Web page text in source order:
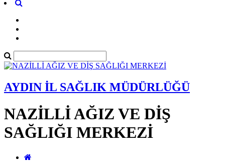
AYDIN İL SAĞLIK MÜDÜRLÜĞÜ
NAZİLLİ AĞIZ VE DİŞ
SAĞLIĞI MERKEZİ